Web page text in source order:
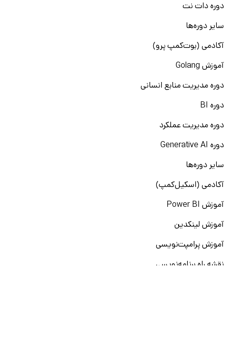
دوره دات نت
سایر دوره‌ها
آکادمی (بوت‌کمپ پرو)
آموزش Golang
دوره مدیریت منابع انسانی
دوره BI
دوره مدیریت عملکرد
دوره Generative AI
سایر دوره‌ها
آکادمی (اسکیل‌کمپ)
آموزش Power BI
آموزش لینکدین
آموزش پرامپت‌نویسی
نقشه راه برنامه‌نویسی